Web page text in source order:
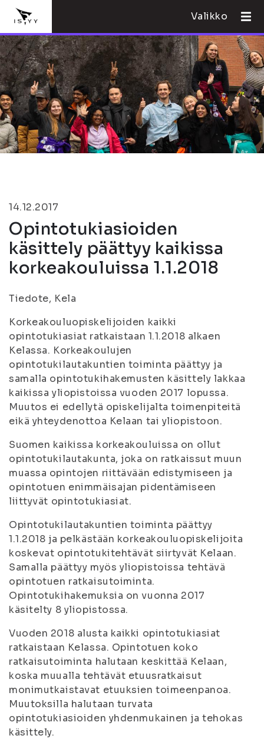
Valikko
14.12.2017
Opintotukiasioiden
käsittely päättyy kaikissa
korkeakouluissa 1.1.2018
Tiedote, Kela
Korkeakouluopiskelijoiden kaikki
opintotukiasiat ratkaistaan 1.1.2018 alkaen
Kelassa. Korkeakoulujen
opintotukilautakuntien toiminta päättyy ja
samalla opintotukihakemusten käsittely lakkaa
kaikissa yliopistoissa vuoden 2017 lopussa.
Muutos ei edellytä opiskelijalta toimenpiteitä
eikä yhteydenottoa Kelaan tai yliopistoon.
Suomen kaikissa korkeakouluissa on ollut
opintotukilautakunta, joka on ratkaissut muun
muassa opintojen riittävään edistymiseen ja
opintotuen enimmäisajan pidentämiseen
liittyvät opintotukiasiat.
Opintotukilautakuntien toiminta päättyy
1.1.2018 ja pelkästään korkeakouluopiskelijoita
koskevat opintotukitehtävät siirtyvät Kelaan.
Samalla päättyy myös yliopistoissa tehtävä
opintotuen ratkaisutoiminta.
Opintotukihakemuksia on vuonna 2017
käsitelty 8 yliopistossa.
Vuoden 2018 alusta kaikki opintotukiasiat
ratkaistaan Kelassa. Opintotuen koko
ratkaisutoiminta halutaan keskittää Kelaan,
koska muualla tehtävät etuusratkaisut
monimutkaistavat etuuksien toimeenpanoa.
Muutoksilla halutaan turvata
opintotukiasioiden yhdenmukainen ja tehokas
käsittely.